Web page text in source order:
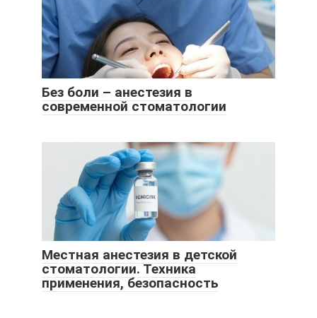
Без боли – анестезия в
современной стоматологии
Местная анестезия в детской
стоматологии. Техника
применения, безопасность